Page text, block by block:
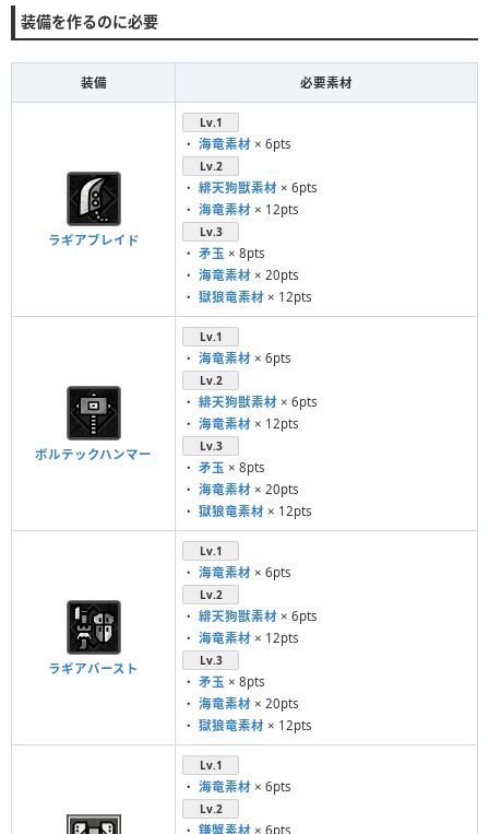
装備を作るのに必要
装備 必要素材
ラギアブレイド
Lv.1
・ 海竜素材 × 6pts
Lv.2
・ 緋天狗獣素材 × 6pts
・ 海竜素材 × 12pts
Lv.3
・ 矛玉 × 8pts
・ 海竜素材 × 20pts
・ 獄狼竜素材 × 12pts
ボルテックハンマー
Lv.1
・ 海竜素材 × 6pts
Lv.2
・ 緋天狗獣素材 × 6pts
・ 海竜素材 × 12pts
Lv.3
・ 矛玉 × 8pts
・ 海竜素材 × 20pts
・ 獄狼竜素材 × 12pts
ラギアバースト
Lv.1
・ 海竜素材 × 6pts
Lv.2
・ 緋天狗獣素材 × 6pts
・ 海竜素材 × 12pts
Lv.3
・ 矛玉 × 8pts
・ 海竜素材 × 20pts
・ 獄狼竜素材 × 12pts
Lv.1
・ 海竜素材 × 6pts
Lv.2
・ 鎌蟹素材 × 6pts